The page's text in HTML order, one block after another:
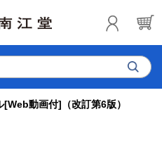
動画付]（改訂第6版）